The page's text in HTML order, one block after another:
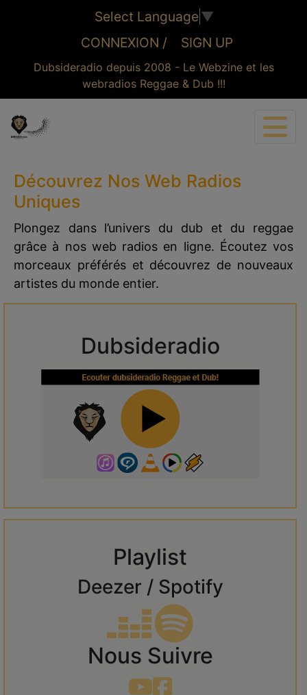
Select Language ▼
Dubsideradio depuis 2008 - Le Webzine et les
webradios Reggae & Dub !!!
CONNEXION / SIGN UP
Découvrez Nos Web Radios
Uniques
Plongez dans l’univers du dub et du reggae
grâce à nos web radios en ligne. Écoutez vos
morceaux préférés et découvrez de nouveaux
artistes du monde entier.
Dubsideradio
Playlist
Deezer / Spotify
Nous Suivre